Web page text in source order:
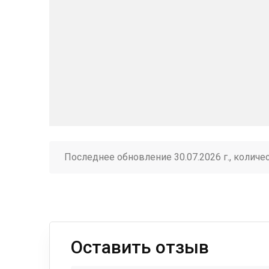
Последнее обновление 30.07.2026 г.,
Оставить отзыв